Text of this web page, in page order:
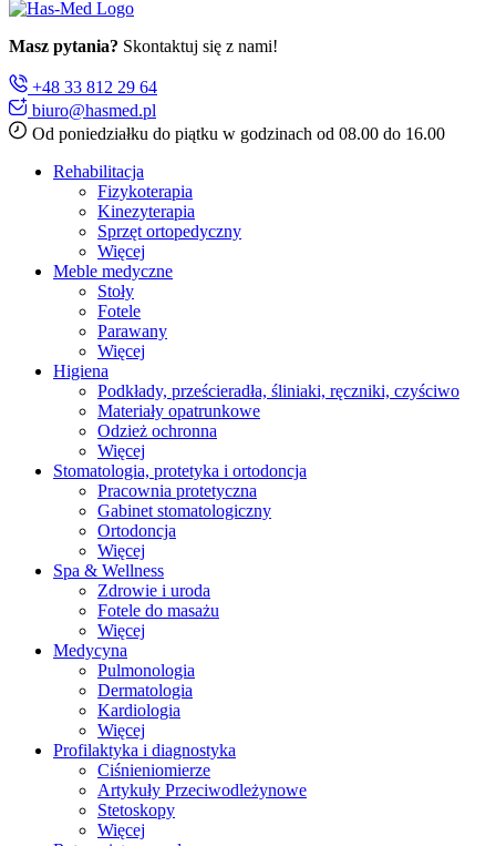
Masz pytania? Skontaktuj się z nami!
+48 33 812 29 64
biuro@hasmed.pl
Od poniedziałku do piątku w godzinach od 08.00 do 16.00
Rehabilitacja
Fizykoterapia
Kinezyterapia
Sprzęt ortopedyczny
Więcej
Meble medyczne
Stoły
Fotele
Parawany
Więcej
Higiena
Podkłady, prześcieradła, śliniaki, ręczniki, czyściwo
Materiały opatrunkowe
Odzież ochronna
Więcej
Stomatologia, protetyka i ortodoncja
Pracownia protetyczna
Gabinet stomatologiczny
Ortodoncja
Więcej
Spa & Wellness
Zdrowie i uroda
Fotele do masażu
Więcej
Medycyna
Pulmonologia
Dermatologia
Kardiologia
Więcej
Profilaktyka i diagnostyka
Ciśnieniomierze
Artykuły Przeciwodleżynowe
Stetoskopy
Więcej